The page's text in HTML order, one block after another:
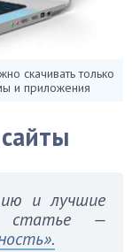
скачивать только
и приложения
и лучшие
статье —